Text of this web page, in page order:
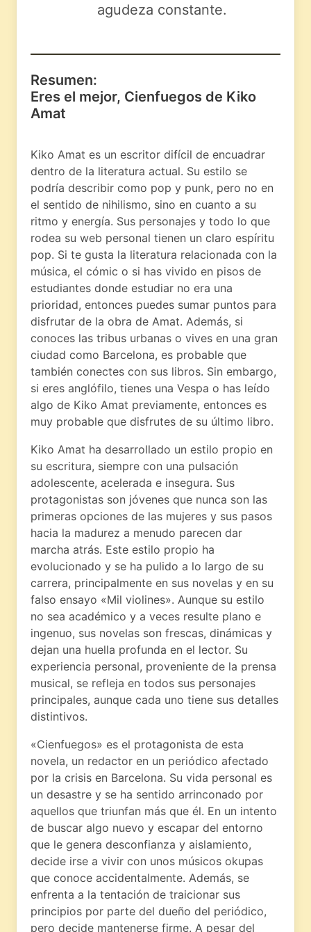
agudeza constante.
Resumen:
Eres el mejor, Cienfuegos de Kiko
Amat
Kiko Amat es un escritor difícil de encuadrar
dentro de la literatura actual. Su estilo se
podría describir como pop y punk, pero no en
el sentido de nihilismo, sino en cuanto a su
ritmo y energía. Sus personajes y todo lo que
rodea su web personal tienen un claro espíritu
pop. Si te gusta la literatura relacionada con la
música, el cómic o si has vivido en pisos de
estudiantes donde estudiar no era una
prioridad, entonces puedes sumar puntos para
disfrutar de la obra de Amat. Además, si
conoces las tribus urbanas o vives en una gran
ciudad como Barcelona, es probable que
también conectes con sus libros. Sin embargo,
si eres anglófilo, tienes una Vespa o has leído
algo de Kiko Amat previamente, entonces es
muy probable que disfrutes de su último libro.
Kiko Amat ha desarrollado un estilo propio en
su escritura, siempre con una pulsación
adolescente, acelerada e insegura. Sus
protagonistas son jóvenes que nunca son las
primeras opciones de las mujeres y sus pasos
hacia la madurez a menudo parecen dar
marcha atrás. Este estilo propio ha
evolucionado y se ha pulido a lo largo de su
carrera, principalmente en sus novelas y en su
falso ensayo «Mil violines». Aunque su estilo
no sea académico y a veces resulte plano e
ingenuo, sus novelas son frescas, dinámicas y
dejan una huella profunda en el lector. Su
experiencia personal, proveniente de la prensa
musical, se refleja en todos sus personajes
principales, aunque cada uno tiene sus detalles
distintivos.
«Cienfuegos» es el protagonista de esta
novela, un redactor en un periódico afectado
por la crisis en Barcelona. Su vida personal es
un desastre y se ha sentido arrinconado por
aquellos que triunfan más que él. En un intento
de buscar algo nuevo y escapar del entorno
que le genera desconfianza y aislamiento,
decide irse a vivir con unos músicos okupas
que conoce accidentalmente. Además, se
enfrenta a la tentación de traicionar sus
principios por parte del dueño del periódico,
pero decide mantenerse firme. A pesar del